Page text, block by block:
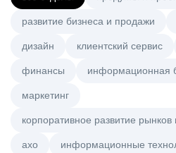
развитие бизнеса и продажи
дизайн клиентский сервис
финансы информационная
маркетинг
корпоративное развитие рынков
axo информационные